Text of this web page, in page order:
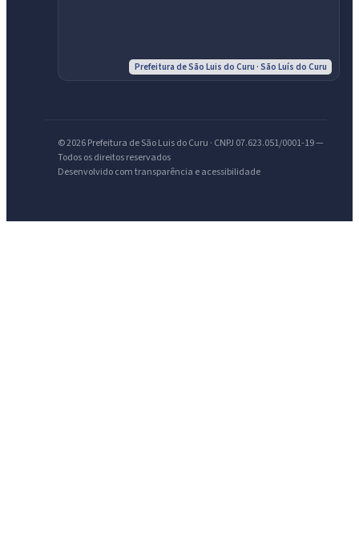
Prefeitura de São Luis do Curu · São Luís do Curu
© 2026 Prefeitura de São Luis do Curu · CNPJ 07.623.051/0001-19 —
Todos os direitos reservados
Desenvolvido com transparência e acessibilidade